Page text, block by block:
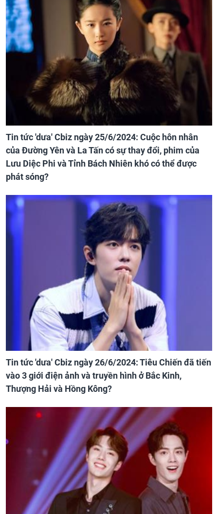
Tin tức 'dưa' Cbiz ngày 25/6/2024: Cuộc hôn nhân
của Đường Yên và La Tấn có sự thay đổi, phim của
Lưu Diệc Phi và Tỉnh Bách Nhiên khó có thể được
phát sóng?
Tin tức 'dưa' Cbiz ngày 26/6/2024: Tiêu Chiến đã tiến
vào 3 giới điện ảnh và truyền hình ở Bắc Kinh,
Thượng Hải và Hồng Kông?